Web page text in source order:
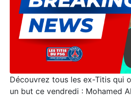
Découvrez tous les ex-Titis qui
un but ce vendredi : Mohamed